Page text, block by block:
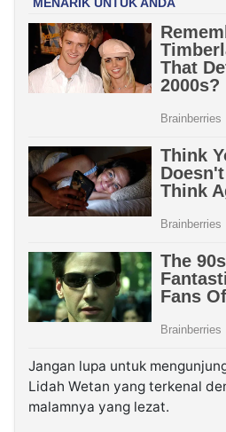
Jangan lupa untuk
Lidah Wetan yang terkenal
malamnya yang lezat.